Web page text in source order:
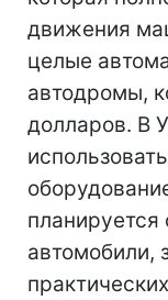
движения
целые
автодромы,
долларов. В
планируется
автомобили,